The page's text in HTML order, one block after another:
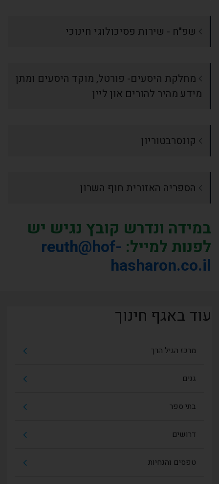
שפ"ח - שירות פסיכולוגי חינוכי
מחלקת היסעים- פורטל, מוקד היסעים ומתן
מידע מהיר להורים און ליין
קונסרבטוריון
הספריה האזורית חוף השרון
במידה ונדרש קובץ נגיש יש
לפנות למייל: reuth@hof-
hasharon.co.il
עוד באגף חינוך
מרכז הגיל הרך
גנים
בתי ספר
דרושים
טפסים והנחיות